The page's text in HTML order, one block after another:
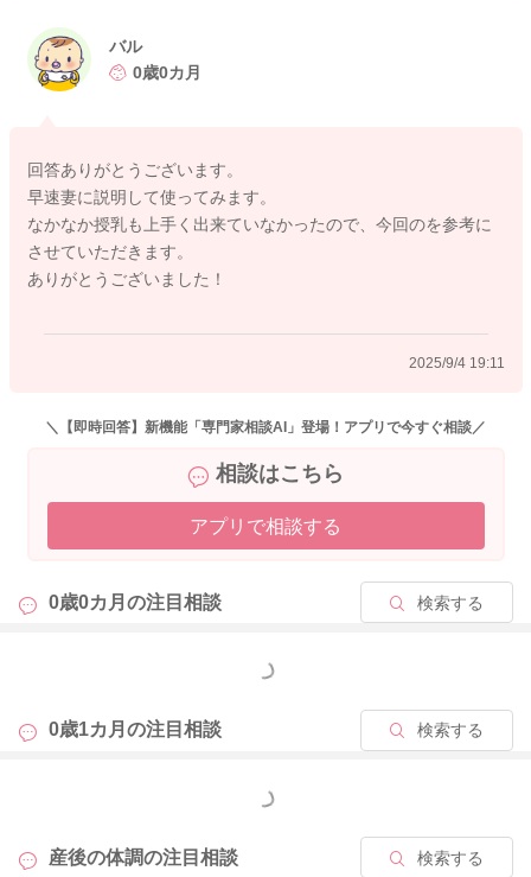
赤ちゃんのお世話でどうしても下を向くことが多かったり、猫
背にもなりやすくなることがあります。
普段の姿勢にも気をつけてもらったり、授乳の姿勢もクッショ
ンなどを総動員されて、ただ手を添えているだけで背筋を伸ば
し、正面を向いているだけになれるように調整をしていただく
抱っこ紐も、お子さんと適度に密着をして、お子さんの頭やお
整をしてみてください。
どうぞよろしくお願いします。
バル
0歳0カ月
回答ありがとうございます。
早速妻に説明して使ってみます。
なかなか授乳も上手く出来ていなかったので、今回のを参考に
させていただきます。
ありがとうございました！
2025/9/4 19:11
＼【即時回答】新機能「専門家相談AI」登場！アプリで今すぐ相談／
相談はこちら
アプリで相談する
0歳0カ月の注目相談 検索する
もっと見る
0歳1カ月の注目相談 検索する
もっと見る
産後の体調の注目相談 検索する